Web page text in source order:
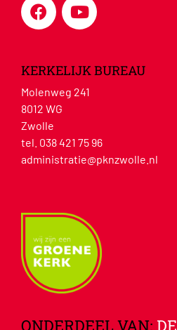
KERKELIJK BUREAU
Molenweg 241
8012 WG
Zwolle
tel. 038 421 75 96
administratie@pknzwolle.nl
ONDERDEEL VAN: DE